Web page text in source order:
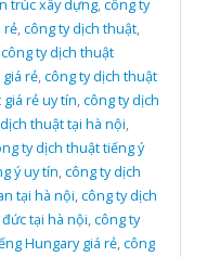
trúc xây dựng,công ty
rẻ,công ty dịch thuật,
công ty dịch thuật
rẻ,công ty dịch thuật
rẻ uy tín,công ty dịch
thuật tại hà nội,
ty dịch thuật tiếng ý
ý uy tín,công ty dịch
tại hà nội,công ty dịch
tại hà nội,công ty
Hungary giá rẻ,công